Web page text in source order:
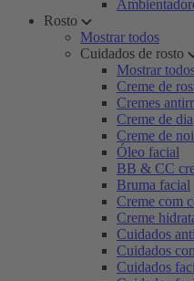
Rosto
Mostrar todos
Cuidados de rosto
Mostrar
Creme de
Cremes
Creme de dia
Creme de
Óleo facial
BB & CC
Bruma facial
Creme com
Creme
Cuidados
Cuidados
Cuidados